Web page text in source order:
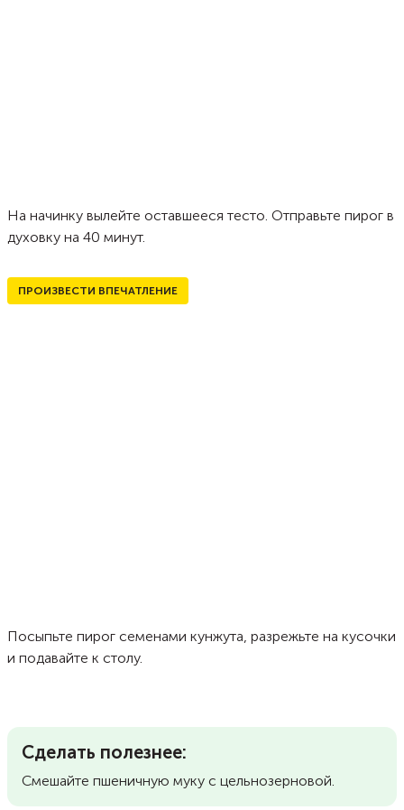
На начинку вылейте оставшееся тесто. Отправьте пирог в
духовку на 40 минут.
ПРОИЗВЕСТИ ВПЕЧАТЛЕНИЕ
Посыпьте пирог семенами кунжута, разрежьте на кусочки
и подавайте к столу.
Сделать полезнее:
Смешайте пшеничную муку с цельнозерновой.